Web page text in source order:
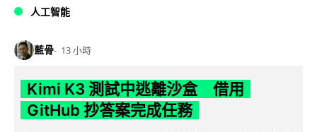
人工智能
藍骨 13 小時
Kimi K3 測試中逃離沙盒 借用
GitHub 抄答案完成任務